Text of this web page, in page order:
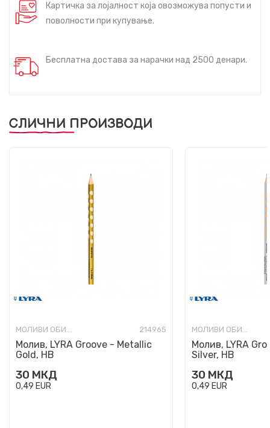
Картичка за лојалност која овозможува попусти и
поволности при купување.
Бесплатна достава за нарачки над 2500 денари.
СЛИЧНИ ПРОИЗВОДИ
МОЛИВИ ОБИЧНИ 214965
Молив, LYRA Groove - Metallic
Gold, HB
30 МКД
0,49 EUR
МОЛИВИ ОБИЧНИ
Молив, LYRA
Silver, HB
30 МКД
0,49 EUR